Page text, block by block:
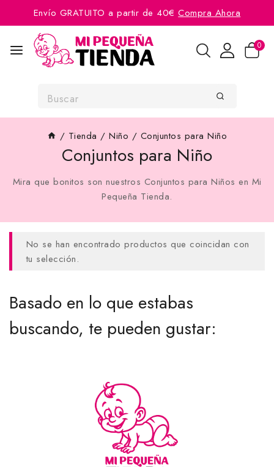
Envío GRATUITO a partir de 40€Compra Ahora
0
/ Tienda / Niño / Conjuntos para Niño
Conjuntos para Niño
Mira que bonitos son nuestros Conjuntos para Niños en Mi
Pequeña Tienda.
No se han encontrado productos que coincidan con
tu selección.
Basado en lo que estabas
buscando, te pueden gustar: